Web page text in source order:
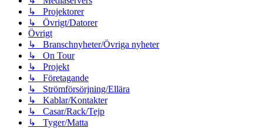
↳ Projektorer
↳ Övrigt/Datorer
Övrigt
↳ Branschnyheter/Övriga nyheter
↳ On Tour
↳ Projekt
↳ Företagande
↳ Strömförsörjning/Ellära
↳ Kablar/Kontakter
↳ Casar/Rack/Tejp
↳ Tyger/Matta